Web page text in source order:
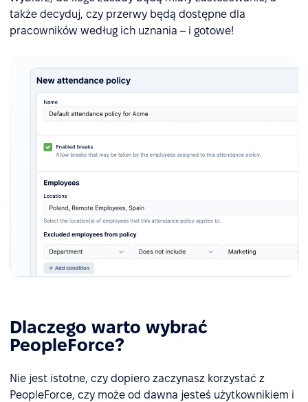
także decyduj, czy przerwy będą dostępne dla
pracowników według ich uznania – i gotowe!
Dlaczego warto wybrać
PeopleForce?
Nie jest istotne, czy dopiero zaczynasz korzystać z
PeopleForce, czy może od dawna jesteś użytkownikiem i